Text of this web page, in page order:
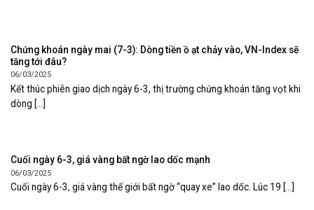
Chứng khoán ngày mai (7-3): Dòng tiền ồ ạt chảy vào, VN-Index sẽ
tăng tới đâu?
06/03/2025
Kết thúc phiên giao dịch ngày 6-3, thị trường chứng khoán tăng vọt khi
dòng [...]
Cuối ngày 6-3, giá vàng bất ngờ lao dốc mạnh
06/03/2025
Cuối ngày 6-3, giá vàng thế giới bất ngờ “quay xe” lao dốc. Lúc 19 [...]